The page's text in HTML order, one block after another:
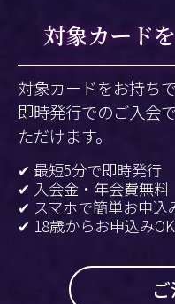
対象カード
対象カードをお持ち
即時発行でのご入会
ただけます。
✔ 最短5分で即時発行
✔ 入会金・年会費無料
✔ スマホで簡単お申込
✔ 18歳からお申込みOK